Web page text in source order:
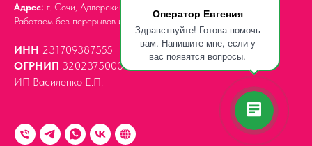
Оператор Евгения
Здравствуйте! Готова помочь
вам. Напишите мне, если у
вас появятся вопросы.
Адрес: г. Сочи, Адлерский район,
Работаем без перерывов и выходных.
ИНН 231709387555
ОГРНИП 320237500061539
ИП Василенко Е.П.